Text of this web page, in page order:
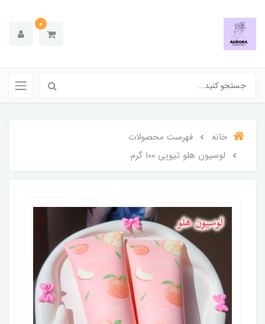
0
خانه
فهرست محصولات
لوسیون هلو تیوپی ۱۰۰ گرم